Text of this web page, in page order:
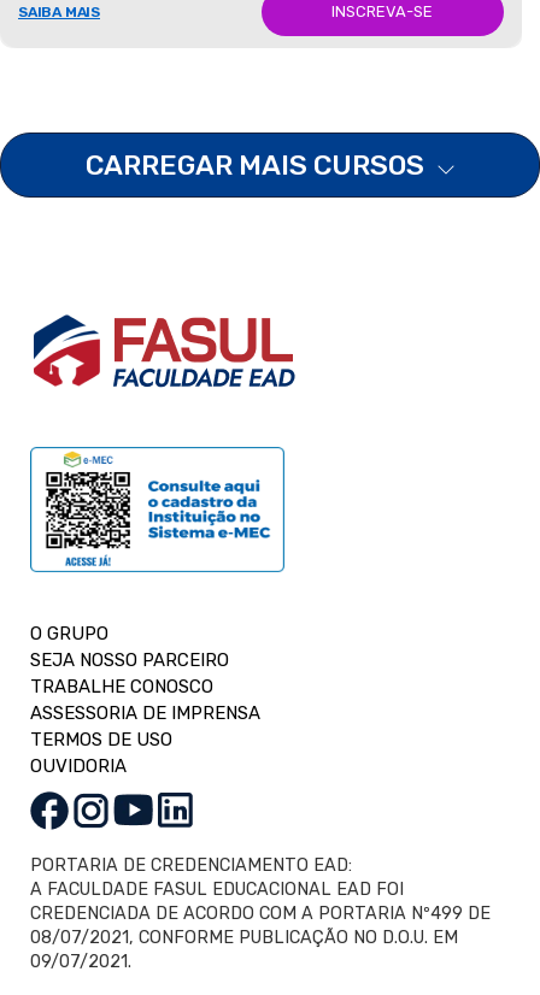
SAIBA MAIS INSCREVA-SE
CARREGAR MAIS CURSOS
O GRUPO
SEJA NOSSO PARCEIRO
TRABALHE CONOSCO
ASSESSORIA DE IMPRENSA
TERMOS DE USO
OUVIDORIA
PORTARIA DE CREDENCIAMENTO EAD:
A FACULDADE FASUL EDUCACIONAL EAD FOI
CREDENCIADA DE ACORDO COM A PORTARIA Nº499 DE
08/07/2021, CONFORME PUBLICAÇÃO NO D.O.U. EM
09/07/2021.